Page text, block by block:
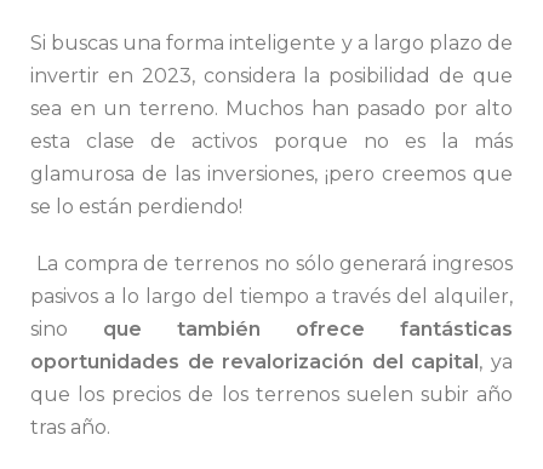
Si buscas una forma inteligente y a largo plazo de
invertir en 2023, considera la posibilidad de que
sea en un terreno. Muchos han pasado por alto
esta clase de activos porque no es la más
glamurosa de las inversiones, ¡pero creemos que
se lo están perdiendo!
La compra de terrenos no sólo generará ingresos
pasivos a lo largo del tiempo a través del alquiler,
sino que también ofrece fantásticas
oportunidades de revalorización del capital, ya
que los precios de los terrenos suelen subir año
tras año.